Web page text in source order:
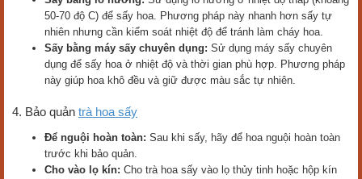
50-70 độ C) để sấy hoa. Phương pháp này nhanh hơn sấy tự
nhiên nhưng cần kiểm soát nhiệt độ để tránh làm cháy hoa.
Sấy bằng máy sấy chuyên dụng: Sử dụng máy sấy chuyên
dụng để sấy hoa ở nhiệt độ và thời gian phù hợp. Phương pháp
này giúp hoa khô đều và giữ được màu sắc tự nhiên.
4. Bảo quản trà hoa sấy
Để nguội hoàn toàn: Sau khi sấy, hãy để hoa nguội hoàn toàn
trước khi bảo quản.
Cho vào lọ kín: Cho trà hoa sấy vào lọ thủy tinh hoặc hộp kín